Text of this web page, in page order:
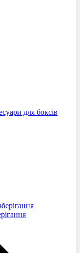
для боксів